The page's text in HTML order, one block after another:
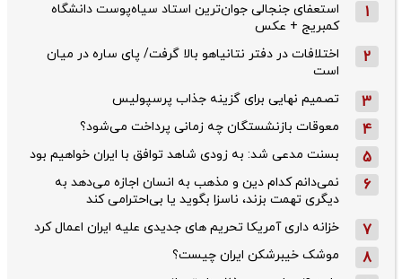
1
استعفای جنجالی جوان‌ترین استاد سیاه‌پوست دانشگاه
کمبریج + عکس
2
اختلافات در دفتر نتانیاهو بالا گرفت/ پای ساره در میان
است
3 تصمیم نهایی برای گزینه جذاب پرسپولیس
4 معوقات بازنشستگان چه زمانی پرداخت می‌شود؟
5 بسنت مدعی شد: به زودی شاهد توافق با ایران خواهیم بود
6
نمی‌دانم کدام دین و مذهب به انسان اجازه می‌دهد به
دیگری تهمت بزند، ناسزا بگوید یا بی‌احترامی کند
7 خزانه داری آمریکا تحریم های جدیدی علیه ایران اعمال کرد
8 موشک خیبرشکن ایران چیست؟